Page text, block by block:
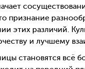
признание
этих различий.
и лучшему
становятся всё